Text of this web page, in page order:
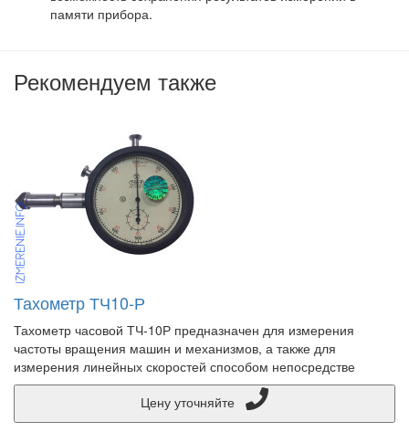
памяти прибора.
Рекомендуем также
Тахометр ТЧ10-Р
Тахометр часовой ТЧ-10Р предназначен для измерения
частоты вращения машин и механизмов, а также для
измерения линейных скоростей способом непосредстве